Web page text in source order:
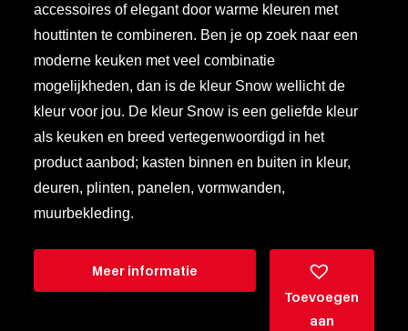
accessoires of elegant door warme kleuren met
houttinten te combineren. Ben je op zoek naar een
moderne keuken met veel combinatie
mogelijkheden, dan is de kleur Snow wellicht de
kleur voor jou. De kleur Snow is een geliefde kleur
als keuken en breed vertegenwoordigd in het
product aanbod; kasten binnen en buiten in kleur,
deuren, plinten, panelen, vormwanden,
muurbekleding.
Meer informatie
Toevoegen
aan
tenetur
illo
optio
delectus